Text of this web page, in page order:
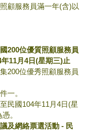
顧服務員滿一年(含)以
200位優質照顧服務員
11月4日(星期三)止
200位優秀照顧服務員
一。
民國104年11月4日(星
。
及網絡票選活動 - 民